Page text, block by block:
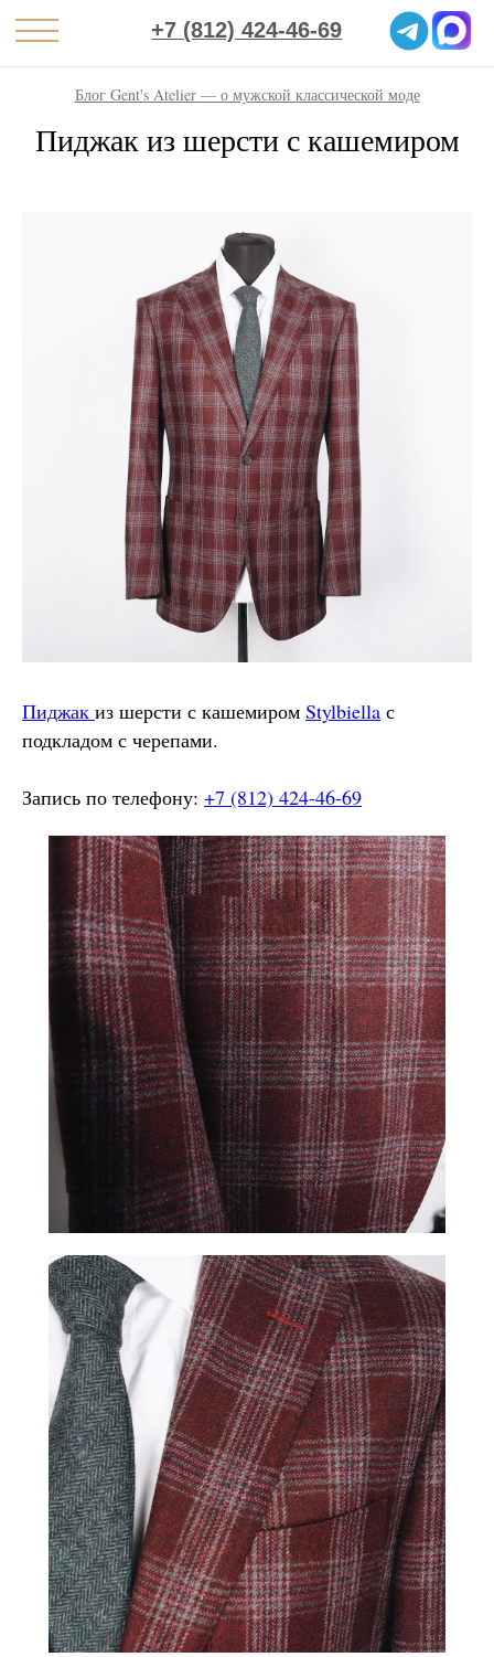
+7 (812) 424-46-69
Блог Gent's Atelier — о мужской классической моде
Пиджак из шерсти с кашемиром
Пиджак из шерсти с кашемиром Stylbiella с
подкладом с черепами.
Запись по телефону: +7 (812) 424-46-69